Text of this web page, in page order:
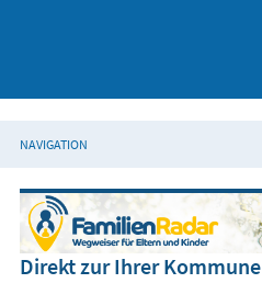
NAVIGATION
Direkt zur Ihrer Kommune